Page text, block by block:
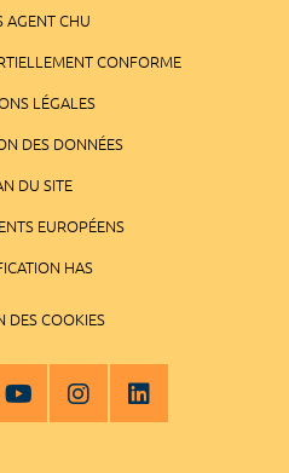
AGENT CHU
CONFORME
LÉGALES
DES DONNÉES
DU SITE
EUROPÉENS
HAS
DES COOKIES